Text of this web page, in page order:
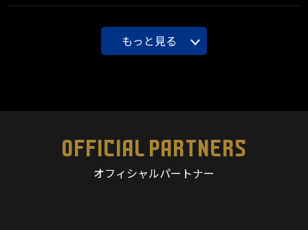
もっと見る
OFFICIAL PARTNERS
オフィシャルパートナー